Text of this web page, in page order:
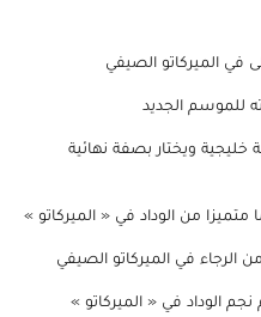
في الميركاتو الصيفي
للموسم الجديد
خليجية ويختار بصفة نهائية
من الوداد في « الميركاتو »
في الميركاتو الصيفي
الوداد في « الميركاتو »